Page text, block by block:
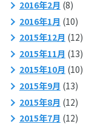
2016年2月 (8)
2016年1月 (10)
2015年12月 (12)
2015年11月 (13)
2015年10月 (10)
2015年9月 (13)
2015年8月 (12)
2015年7月 (12)